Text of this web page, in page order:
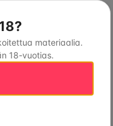
materiaalia.
18-vuotias.